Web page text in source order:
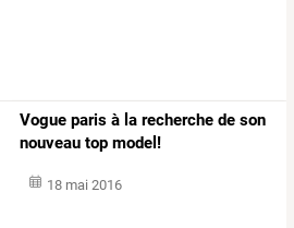
Vogue paris à la recherche de son
nouveau top model!
18 mai 2016